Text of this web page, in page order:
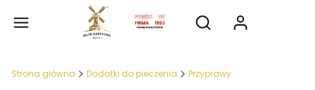
Otwórz wyszukiwarkę
Strona główna Dodatki do pieczenia Przyprawy